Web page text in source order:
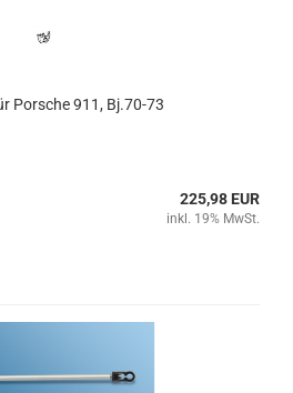
Porsche 911, Bj.70-73
225,98 EUR
inkl. 19% MwSt.